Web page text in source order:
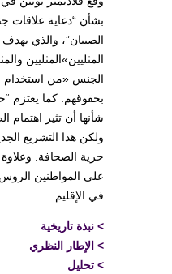
بشأن “دعاية علاقات
الصبيان”، والذي
المثليين»المثليين
الجنس «من استخدام
بحقوقهم. كما يعتزم
شأنها أن تثير اهتمام
ولكن هذا التشريع
حرية الصحافة.
على المواطنين
في الإقليم.
> نبذة تاريخية
> الإطار النظري
> تحليل